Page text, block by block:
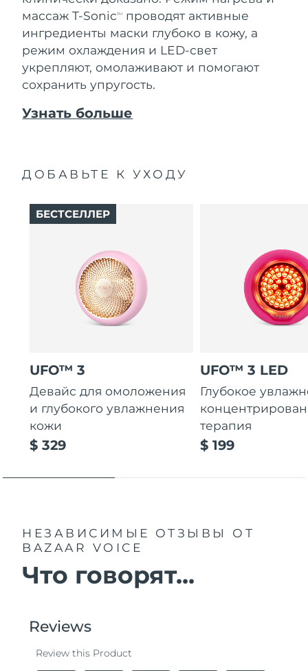
массаж T-SonicTM
проводят активные
ингредиенты маски глубоко в кожу, а
режим охлаждения и LED-свет
укрепляют, омолаживают и помогают
сохранить упругость.
Узнать больше
ДОБАВЬТЕ К УХОДУ
UFO™ 3
Девайс для омоложения
и глубокого увлажнения
кожи
$ 329
БЕСТСЕЛЛЕР
UFO™ 3 LED
Глубокое
терапия
$ 199
НЕЗАВИСИМЫЕ ОТЗЫВЫ
ОТ
BAZAAR VOICE
Что говорят...